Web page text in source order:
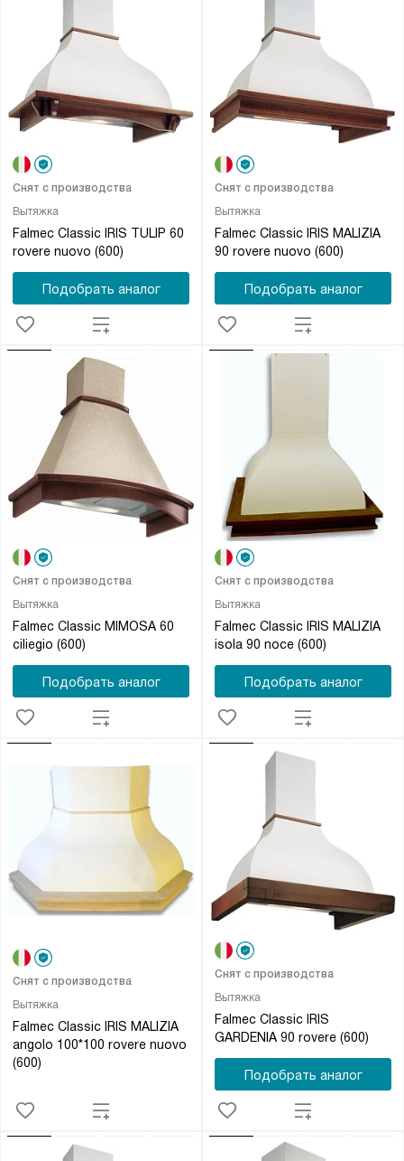
Вытяжка
Falmec Classic IRIS TULIP 60
rovere nuovo (600)
Снят с производства
Подобрать аналог
Вытяжка
Falmec Classic IRIS MALIZIA
90 rovere nuovo (600)
Снят с производства
Подобрать аналог
Вытяжка
Falmec Classic MIMOSA 60
ciliegio (600)
Снят с производства
Подобрать аналог
Вытяжка
Falmec Classic IRIS MALIZIA
isola 90 noce (600)
Снят с производства
Подобрать аналог
Вытяжка
Falmec Classic IRIS MALIZIA
angolo 100*100 rovere nuovo
(600)
Снят с производства
Вытяжка
Falmec Classic IRIS
GARDENIA 90 rovere (600)
Снят с производства
Подобрать аналог